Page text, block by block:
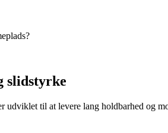
slidstyrke
til at levere lang holdbarhed og